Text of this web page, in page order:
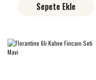
Sepete Ekle